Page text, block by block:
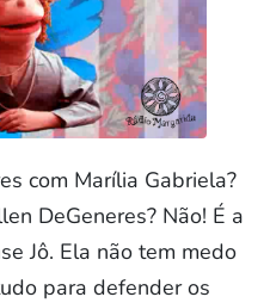
com Marília Gabriela?
DeGeneres? Não! É a
Jô. Ela não tem medo
para defender os